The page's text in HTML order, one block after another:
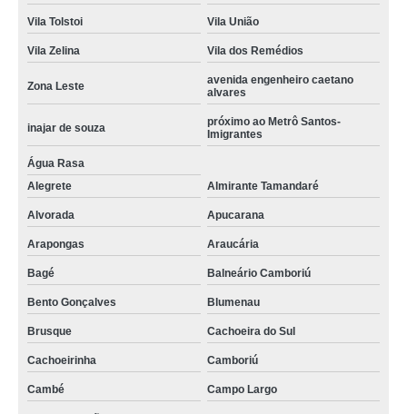
Vila Tolstoi Vila União
Vila Zelina Vila dos Remédios
Zona Leste
avenida engenheiro caetano
alvares
inajar de souza
próximo ao Metrô Santos-
Imigrantes
Água Rasa
Alegrete
Almirante Tamandaré
Alvorada Apucarana
Arapongas Araucária
Bagé Balneário Camboriú
Bento Gonçalves Blumenau
Brusque Cachoeira do Sul
Cachoeirinha Camboriú
Cambé Campo Largo